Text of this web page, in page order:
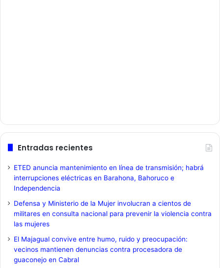
Entradas recientes
ETED anuncia mantenimiento en línea de transmisión; habrá
interrupciones eléctricas en Barahona, Bahoruco e
Independencia
Defensa y Ministerio de la Mujer involucran a cientos de
militares en consulta nacional para prevenir la violencia contra
las mujeres
El Majagual convive entre humo, ruido y preocupación:
vecinos mantienen denuncias contra procesadora de
guaconejo en Cabral